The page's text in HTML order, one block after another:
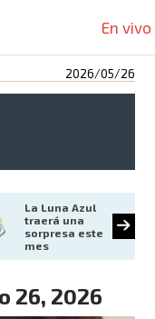
En vivo
2026/05/26
La Luna Azul
traerá una
sorpresa este
mes
26, 2026